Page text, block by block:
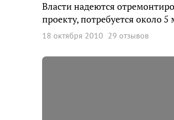
Власти надеются
проекту, потребуется около
18 октября 2010 29 отзывов